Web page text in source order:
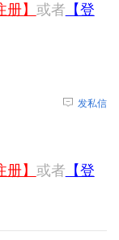
册】 或者 【登
发私信
册】 或者 【登